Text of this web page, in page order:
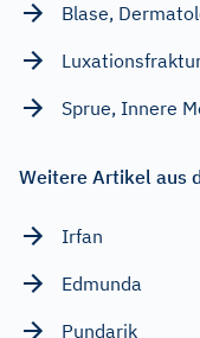
Blase,
Sprue, Innere
Weitere Artikel aus
Irfan
Edmunda
Pundarik